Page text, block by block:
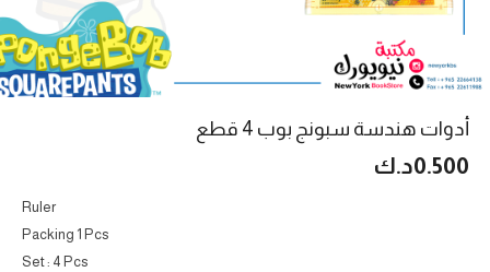
أدوات هندسة سبونج بوب 4 قطع
0.500د.ك
Ruler
Packing 1 Pcs
Set : 4 Pcs